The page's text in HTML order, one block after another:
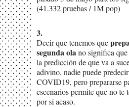
(41.332 pruebas / 1M pop)
3.
Decir que tenemos que
segunda olano significa
la predicción de que va a
adivino, nadie puede
COVID19, pero prepararse
escenarios permite que no te
por si acaso.